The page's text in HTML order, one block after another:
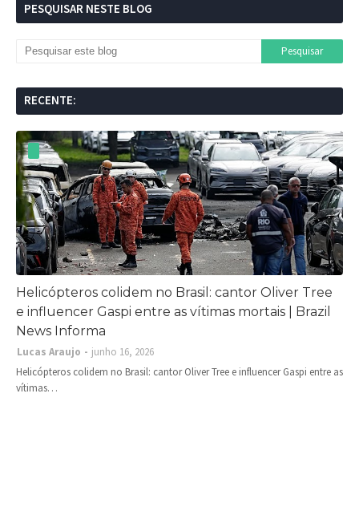
PESQUISAR NESTE BLOG
RECENTE:
Helicópteros colidem no Brasil: cantor Oliver Tree
e influencer Gaspi entre as vítimas mortais | Brazil
News Informa
Lucas Araujo
junho 16, 2026
Helicópteros colidem no Brasil: cantor Oliver Tree e influencer Gaspi entre as
vítimas…